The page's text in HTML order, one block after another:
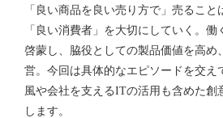
「良い商品を良い売り方で」売るこ
「良い消費者」を大切にしていく。働
啓蒙し、脇役としての製品価値を高め
営。今回は具体的なエピソードを交え
風や会社を支えるITの活用も含めた創
します。